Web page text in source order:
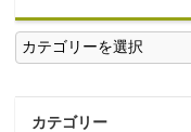
カ
テ
ゴ
カテゴリー